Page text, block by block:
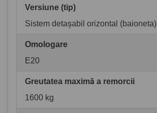
Versiune (tip)
Sistem detașabil orizontal (baioneta)
Omologare
E20
Greutatea maximă a remorcii
1600 kg